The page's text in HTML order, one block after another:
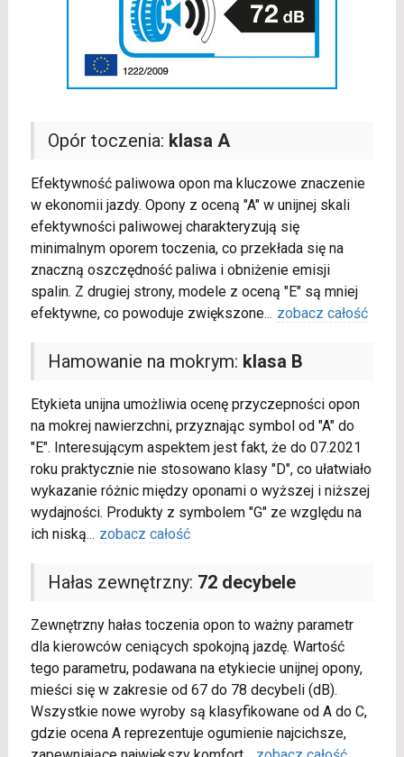
Opór toczenia: klasa A
Efektywność paliwowa opon ma kluczowe znaczenie
w ekonomii jazdy. Opony z oceną "A" w unijnej skali
efektywności paliwowej charakteryzują się
minimalnym oporem toczenia, co przekłada się na
znaczną oszczędność paliwa i obniżenie emisji
spalin. Z drugiej strony, modele z oceną "E" są mniej
efektywne, co powoduje zwiększone... zobacz całość
Hamowanie na mokrym: klasa B
Etykieta unijna umożliwia ocenę przyczepności opon
na mokrej nawierzchni, przyznając symbol od "A" do
"E". Interesującym aspektem jest fakt, że do 07.2021
roku praktycznie nie stosowano klasy "D", co ułatwiało
wykazanie różnic między oponami o wyższej i niższej
wydajności. Produkty z symbolem "G" ze względu na
ich niską... zobacz całość
Hałas zewnętrzny: 72 decybele
Zewnętrzny hałas toczenia opon to ważny parametr
dla kierowców ceniących spokojną jazdę. Wartość
tego parametru, podawana na etykiecie unijnej opony,
mieści się w zakresie od 67 do 78 decybeli (dB).
Wszystkie nowe wyroby są klasyfikowane od A do C,
gdzie ocena A reprezentuje ogumienie najcichsze,